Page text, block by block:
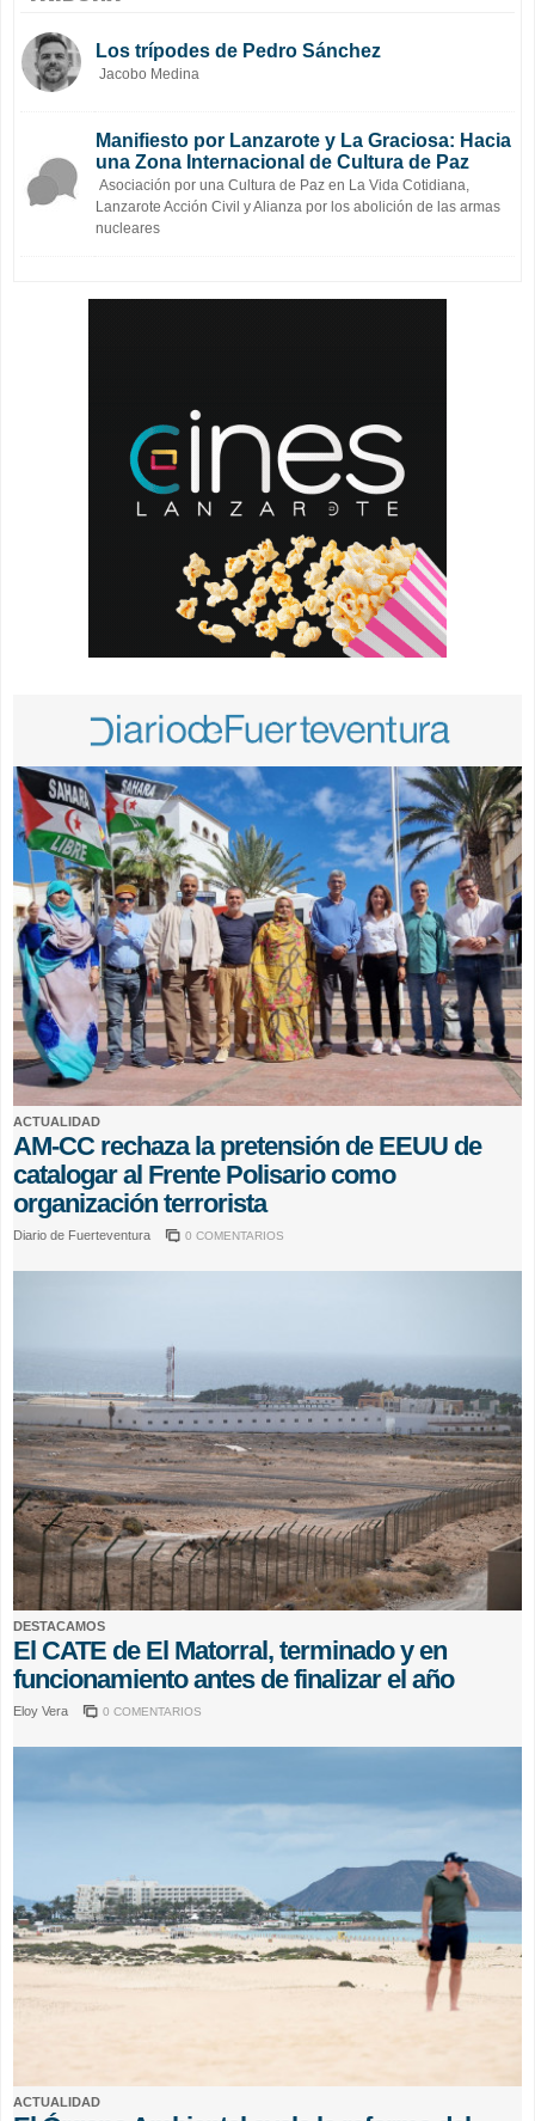
Los trípodes de Pedro Sánchez
Jacobo Medina
Manifiesto por Lanzarote y La Graciosa: Hacia
una Zona Internacional de Cultura de Paz
Asociación por una Cultura de Paz en La Vida Cotidiana,
Lanzarote Acción Civil y Alianza por los abolición de las armas
nucleares
ACTUALIDAD
AM-CC rechaza la pretensión de EEUU de
catalogar al Frente Polisario como
organización terrorista
Diario de Fuerteventura 0 COMENTARIOS
DESTACAMOS
El CATE de El Matorral, terminado y en
funcionamiento antes de finalizar el año
Eloy Vera 0 COMENTARIOS
ACTUALIDAD